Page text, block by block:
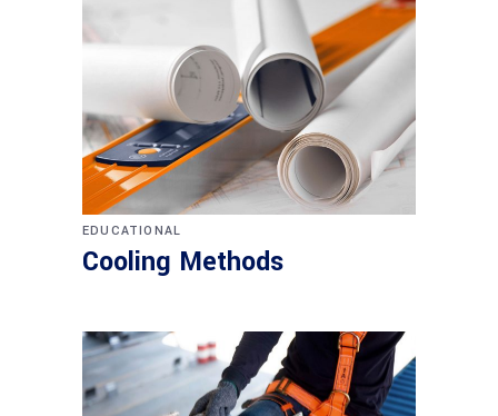
EDUCATIONAL
Cooling Methods